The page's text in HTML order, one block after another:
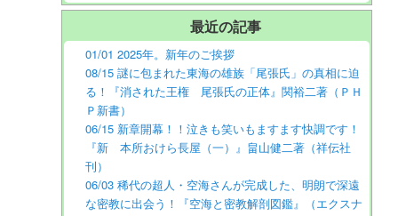
最近の記事
01/01 2025年。新年のご挨拶
08/15 謎に包まれた東海の雄族「尾張氏」の真相に迫
る！『消された王権 尾張氏の正体』関裕二著（ＰＨ
Ｐ新書）
06/15 新章開幕！！泣きも笑いもますます快調です！
『新 本所おけら長屋（一）』畠山健二著（祥伝社
刊）
06/03 稀代の超人・空海さんが完成した、明朗で深遠
な密教に出会う！『空海と密教解剖図鑑』（エクスナ